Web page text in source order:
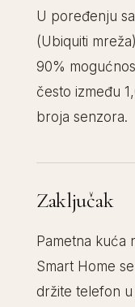
U poređenju
(Ubiquiti
90%
često između
broja senzora.
Zaključak
Pametna kuća
Smart Home
držite telefon